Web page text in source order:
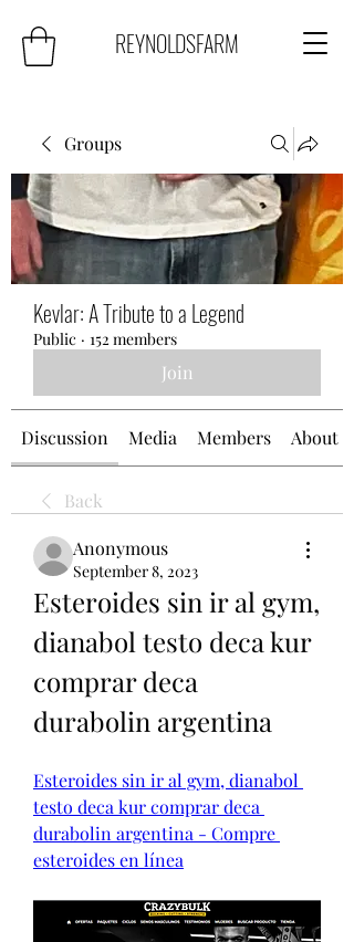
REYNOLDSFARM
Groups
Kevlar: A Tribute to a Legend
Public · 152 members
Join
Discussion Media Members About
Back
Anonymous
September 8, 2023
Esteroides sin ir al gym,
dianabol testo deca kur
comprar deca
durabolin argentina
Esteroides sin ir al gym, dianabol
testo deca kur comprar deca
durabolin argentina - Compre
esteroides en línea